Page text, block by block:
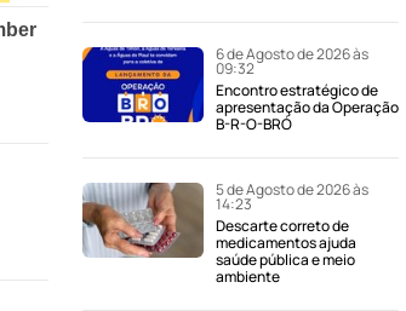
6 de Agosto de 2026 às
09:32
Encontro estratégico de
apresentação da Operação
B-R-O-BRÓ
5 de Agosto de 2026 às
14:23
Descarte correto de
medicamentos ajuda
saúde pública e meio
ambiente